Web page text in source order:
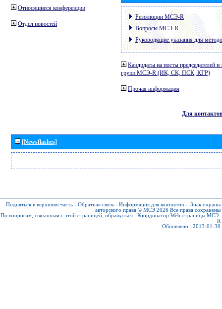
Относящиеся конференции
Отдел новостей
Резолюции МСЭ-R
Вопросы МСЭ-R
Руководящие указания для
Кандидаты на посты председателей и
групп МСЭ-R (ИК, СК, ПСК, КГР)
Прочая информация
Для контактов
[Newsflashes]
Подняться в верхнюю часть - Обратная связь - Информация для контактов - Знак охраны
авторского права © МСЭ 2026 Все права сохранены
По вопросам, связанным с этой страницей, обращаться : Координатор Web-страницы МСЭ-
R
Обновлено : 2013-01-30